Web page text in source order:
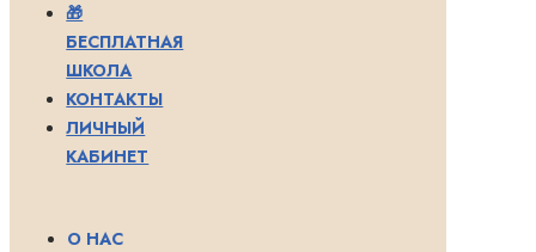
🎁
БЕСПЛАТНАЯ
ШКОЛА
КОНТАКТЫ
ЛИЧНЫЙ
КАБИНЕТ
О НАС